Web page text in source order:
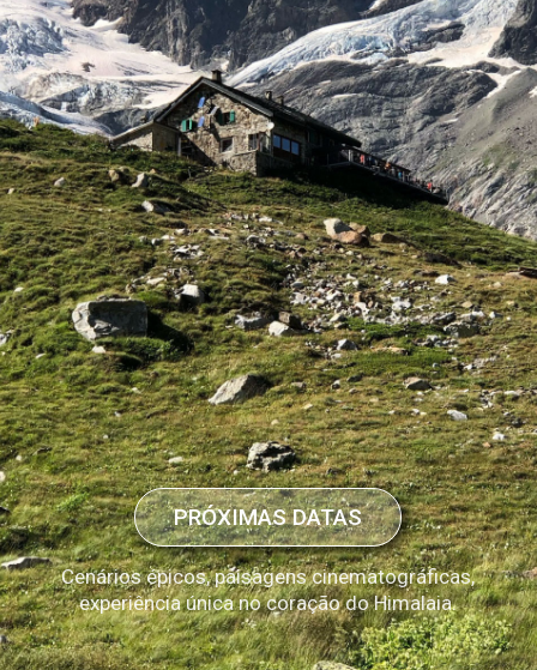
Cenários épicos, paisagens cinematográficas,
experiência única no coração do Himalaia.
PRÓXIMAS DATAS